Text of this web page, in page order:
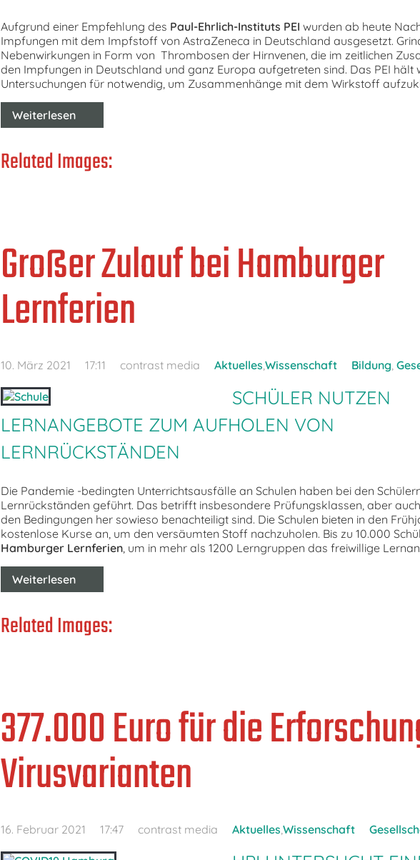
Aufgrund einer Empfehlung des Paul-Ehrlich-Instituts PEI wurden ab heute
Impfungen mit dem Impfstoff von AstraZeneca in Deutschland ausgesetzt.
Nebenwirkungen in Form von Thrombosen der Hirnvenen, die im zeitlichen
den Impfungen in Deutschland und ganz Europa aufgetreten sind. Das PEI hält
Untersuchungen für notwendig, um Zusammenhänge mit dem Wirkstoff
Weiterlesen
Related Images:
Großer Zulauf bei Hamburger
Lernferien
10. März 2021 17:11 contrast media Aktuelles,Wissenschaft Bildung,
SCHÜLER NUTZEN
LERNANGEBOTE ZUM AUFHOLEN VON
LERNRÜCKSTÄNDEN
Die Pandemie -bedingten Unterrichtsausfälle an Schulen haben bei den
Lernrückständen geführt. Das betrifft insbesondere Prüfungsklassen, aber
den Bedingungen her sowieso benachteiligt sind. Die Schulen bieten in den
kostenlose Kurse an, um den versäumten Stoff nachzuholen. Bis zu 10.000
Hamburger Lernferien, um in mehr als 1200 Lerngruppen das freiwillige
Weiterlesen
Related Images:
377.000 Euro für die
Virusvarianten
16. Februar 2021 17:47 contrast media Aktuelles Wissenschaft